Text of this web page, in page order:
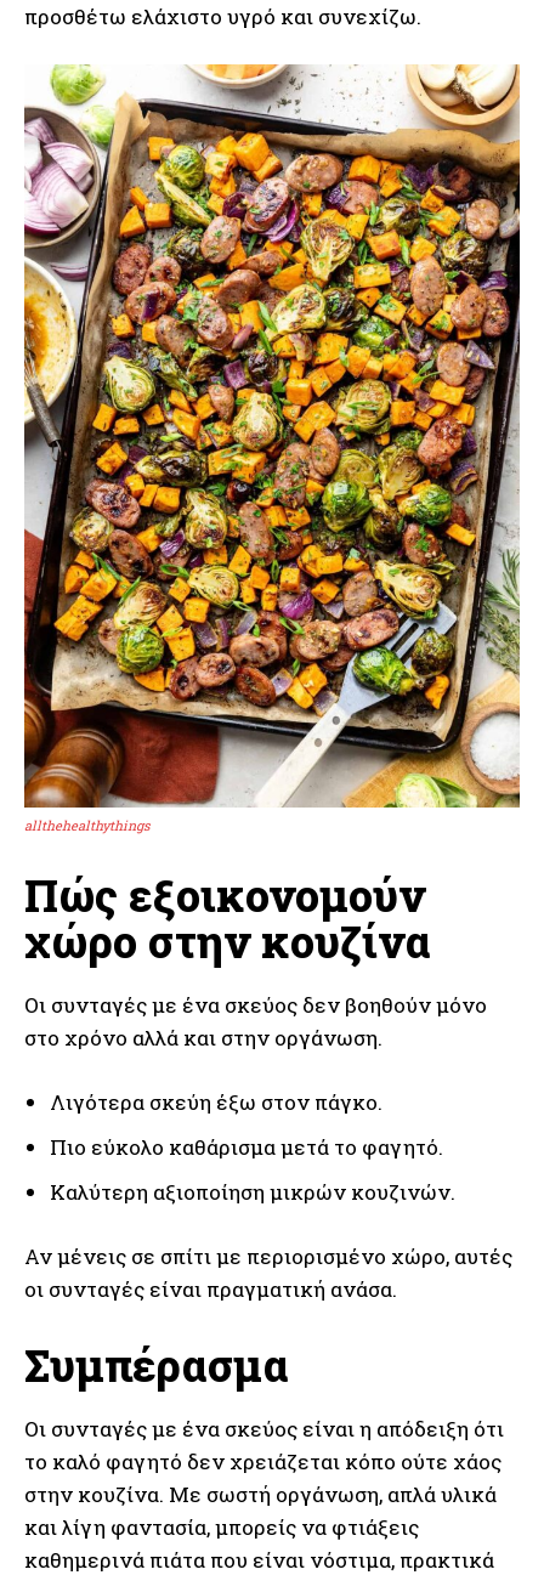
προσθέτω ελάχιστο υγρό και συνεχίζω.
allthehealthythings
Πώς εξοικονομούν
χώρο στην κουζίνα
Οι συνταγές με ένα σκεύος δεν βοηθούν μόνο
στο χρόνο αλλά και στην οργάνωση.
Λιγότερα σκεύη έξω στον πάγκο.
Πιο εύκολο καθάρισμα μετά το φαγητό.
Καλύτερη αξιοποίηση μικρών κουζινών.
Αν μένεις σε σπίτι με περιορισμένο χώρο, αυτές
οι συνταγές είναι πραγματική ανάσα.
Συμπέρασμα
Οι συνταγές με ένα σκεύος είναι η απόδειξη ότι
το καλό φαγητό δεν χρειάζεται κόπο ούτε χάος
στην κουζίνα. Με σωστή οργάνωση, απλά υλικά
και λίγη φαντασία, μπορείς να φτιάξεις
καθημερινά πιάτα που είναι νόστιμα, πρακτικά